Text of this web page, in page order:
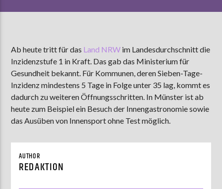
AKTUELLE SENDUNG
MOEBIUS
12:00 24:00
Ab heute tritt für das Land NRW im Landesdurchschnitt die
Inzidenzstufe 1 in Kraft. Das gab das Ministerium für
Gesundheit bekannt. Für Kommunen, deren Sieben-Tage-
Inzidenz mindestens 5 Tage in Folge unter 35 lag, kommt es
dadurch zu weiteren Öffnungsschritten. In Münster ist ab
heute zum Beispiel ein Besuch der Innengastronomie sowie
das Ausüben von Innensport ohne Test möglich.
AUTHOR
REDAKTION